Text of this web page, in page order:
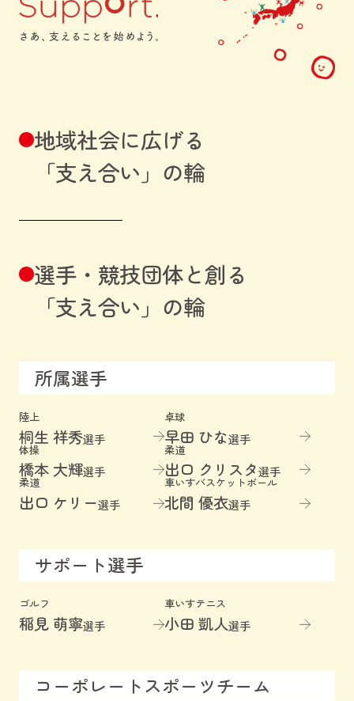
地域社会に広げる
「支え合い」の輪
選手・競技団体と創る
「支え合い」の輪
所属選手
陸上
桐生 祥秀選手
卓球
早田 ひな選手
体操
橋本 大輝選手
柔道
出口 クリスタ選手
柔道
出口 ケリー選手
車いすバスケットボール
北間 優衣選手
サポート選手
ゴルフ
稲見 萌寧選手
車いすテニス
小田 凱人選手
コーポレートスポーツチーム